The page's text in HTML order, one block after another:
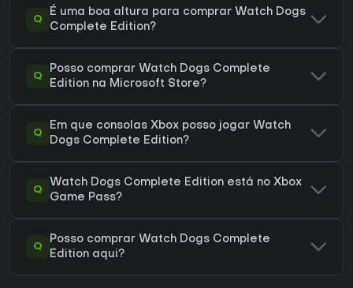
Q
É uma boa altura para comprar Watch Dogs
Complete Edition?
Q
Posso comprar Watch Dogs Complete
Edition na Microsoft Store?
Q
Em que consolas Xbox posso jogar Watch
Dogs Complete Edition?
Q
Watch Dogs Complete Edition está no Xbox
Game Pass?
Q
Posso comprar Watch Dogs Complete
Edition aqui?